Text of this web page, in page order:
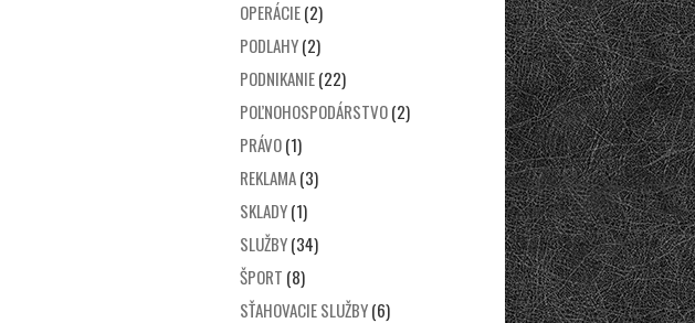
OPERÁCIE(2)
PODLAHY(2)
PODNIKANIE(22)
POĽNOHOSPODÁRSTVO(2)
PRÁVO(1)
REKLAMA(3)
SKLADY(1)
SLUŽBY(34)
ŠPORT (8)
SŤAHOVACIE SLUŽBY(6)